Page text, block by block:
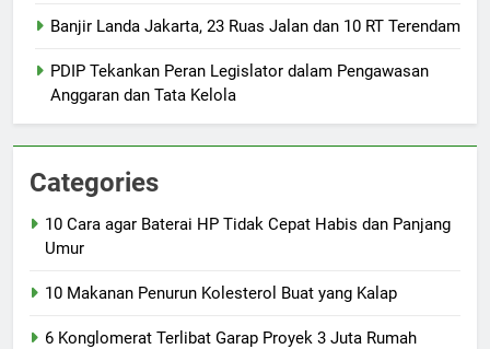
Banjir Landa Jakarta, 23 Ruas Jalan dan 10 RT Terendam
PDIP Tekankan Peran Legislator dalam Pengawasan
Anggaran dan Tata Kelola
Categories
10 Cara agar Baterai HP Tidak Cepat Habis dan Panjang
Umur
10 Makanan Penurun Kolesterol Buat yang Kalap
6 Konglomerat Terlibat Garap Proyek 3 Juta Rumah